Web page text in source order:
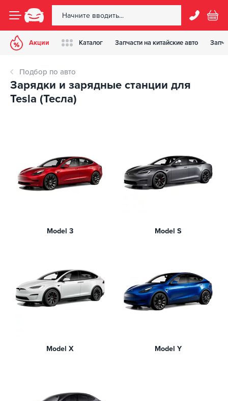
Акции Каталог Запчасти на китайские авто
Подбор по авто
Зарядки и зарядные станции для
Tesla (Тесла)
Model 3 Model S
Model X Model Y